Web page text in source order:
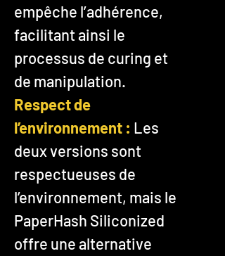
empêche l’adhérence,
facilitant ainsi le
processus de curing et
de manipulation.
Respect de
l’environnement : Les
deux versions sont
respectueuses de
l’environnement, mais le
PaperHash Siliconized
offre une alternative